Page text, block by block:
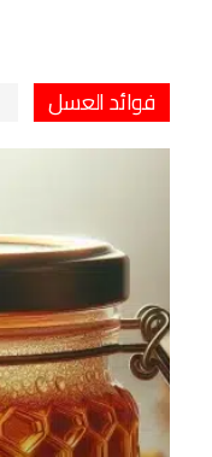
فوائد العسل